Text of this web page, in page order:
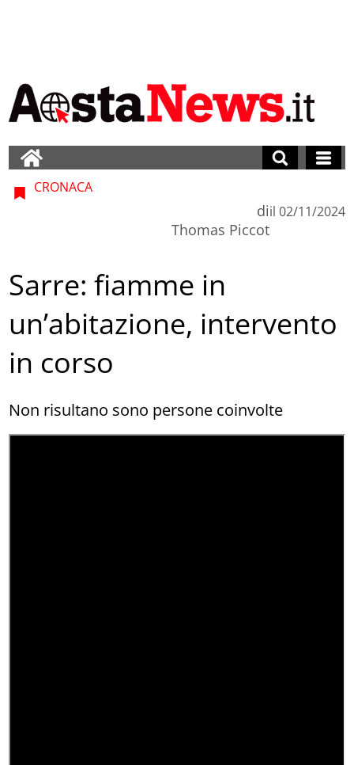
CRONACA
di
Thomas Piccot
il 02/11/2024
Sarre: fiamme in
un’abitazione, intervento
in corso
Non risultano sono persone coinvolte